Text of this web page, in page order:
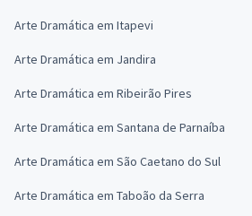
Arte Dramática em Itapevi
Arte Dramática em Jandira
Arte Dramática em Ribeirão Pires
Arte Dramática em Santana de Parnaíba
Arte Dramática em São Caetano do Sul
Arte Dramática em Taboão da Serra